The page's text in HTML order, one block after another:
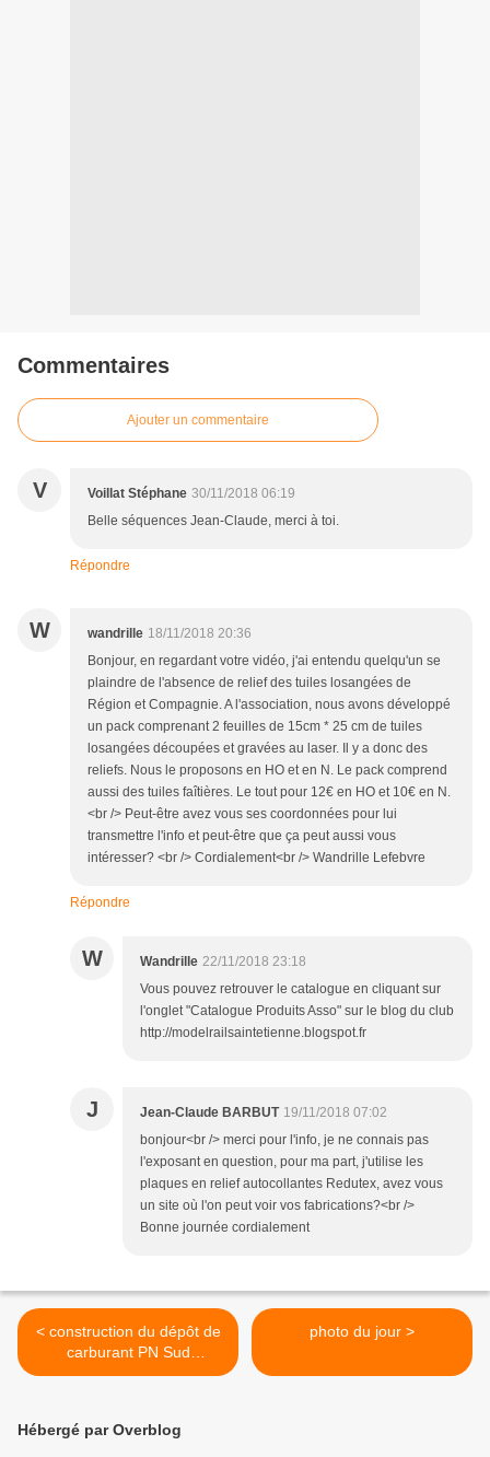
Commentaires
Ajouter un commentaire
V Voillat Stéphane 30/11/2018 06:19
Belle séquences Jean-Claude, merci à toi.
Répondre
W wandrille 18/11/2018 20:36
Bonjour, en regardant votre vidéo, j'ai entendu quelqu'un se
plaindre de l'absence de relief des tuiles losangées de
Région et Compagnie. A l'association, nous avons développé
un pack comprenant 2 feuilles de 15cm * 25 cm de tuiles
losangées découpées et gravées au laser. Il y a donc des
reliefs. Nous le proposons en HO et en N. Le pack comprend
aussi des tuiles faîtières. Le tout pour 12€ en HO et 10€ en N.
<br /> Peut-être avez vous ses coordonnées pour lui
transmettre l'info et peut-être que ça peut aussi vous
intéresser? <br /> Cordialement<br /> Wandrille Lefebvre
Répondre
W Wandrille 22/11/2018 23:18
Vous pouvez retrouver le catalogue en cliquant sur
l'onglet "Catalogue Produits Asso" sur le blog du club
http://modelrailsaintetienne.blogspot.fr
J Jean-Claude BARBUT 19/11/2018 07:02
bonjour<br /> merci pour l'info, je ne connais pas
l'exposant en question, pour ma part, j'utilise les
plaques en relief autocollantes Redutex, avez vous
un site où l'on peut voir vos fabrications?<br />
Bonne journée cordialement
< construction du dépôt de
carburant PN Sud
Modélisme
photo du jour >
Hébergé par Overblog